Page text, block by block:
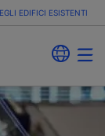
EDIFICI ESISTENTI